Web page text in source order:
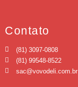
Contato
(81) 3097-0808
(81) 99548-8522
sac@vovodeli.com.br